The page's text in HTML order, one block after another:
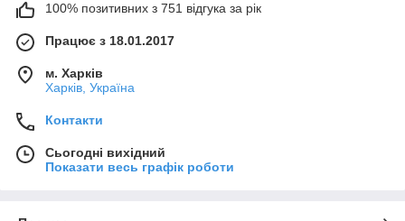
100% позитивних з 751 відгука за рік
Працює з 18.01.2017
м. Харків
Харків, Україна
Контакти
Сьогодні вихідний
Показати весь графік роботи